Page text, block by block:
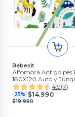
Bebesit
Alfombra Antigolpes
180X120 Auto y
4.9(7)
25% $14.990
$19.990